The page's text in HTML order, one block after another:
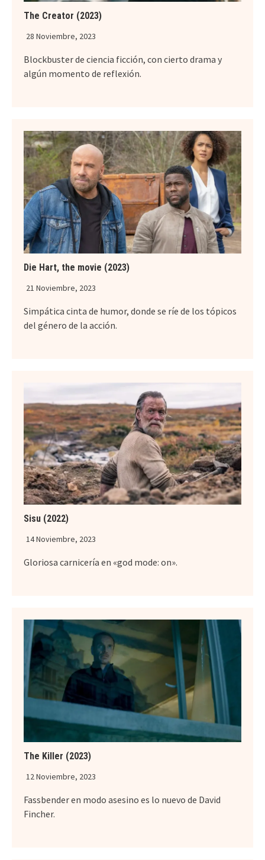
The Creator (2023)
28 Noviembre, 2023
Blockbuster de ciencia ficción, con cierto drama y
algún momento de reflexión.
Die Hart, the movie (2023)
21 Noviembre, 2023
Simpática cinta de humor, donde se ríe de los tópicos
del género de la acción.
Sisu (2022)
14 Noviembre, 2023
Gloriosa carnicería en «god mode: on».
The Killer (2023)
12 Noviembre, 2023
Fassbender en modo asesino es lo nuevo de David
Fincher.